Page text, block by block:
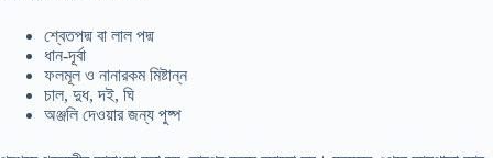
শ্বেতপদ্ম বা লাল পদ্ম
ধান-দূর্বা
ফলমূল ও নানারকম মিষ্টান্ন
চাল, দুধ, দই, ঘি
অঞ্জলি দেওয়ার জন্য পুষ্প